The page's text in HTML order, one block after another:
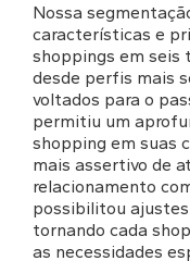
Nossa
características e
shoppings em seis
desde perfis mais
voltados para o
permitiu um
shopping em suas
mais assertivo de
relacionamento
possibilitou ajustes
tornando cada
as necessidades